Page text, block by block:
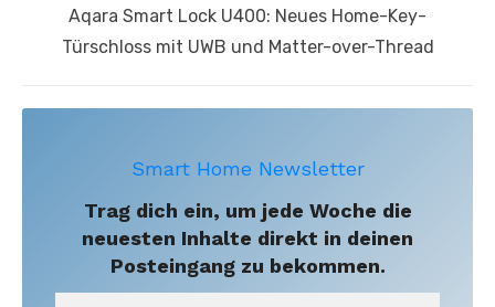
Next
post:
Aqara Smart Lock U400: Neues Home-Key-
Türschloss mit UWB und Matter-over-Thread
Smart Home Newsletter
Trag dich ein, um jede Woche die
neuesten Inhalte direkt in deinen
Posteingang zu bekommen.